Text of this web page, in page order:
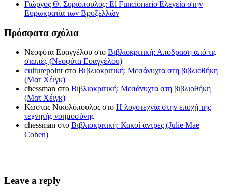
Γιώργος Θ. Συριόπουλος: El Funcionario Ελεγεία στην
Ευρωκρατία των Βρυξελλών
Πρόσφατα σχόλια
Νεοφύτα Ευαγγέλου στο Βιβλιοκριτική: Απόδραση από τις
σιωπές (Νεοφύτα Ευαγγέλου)
culturepointστο Βιβλιοκριτική: Μεσάνυχτα στη βιβλιοθήκη
(Ματ Χέιγκ)
chessman στο Βιβλιοκριτική: Μεσάνυχτα στη βιβλιοθήκη
(Ματ Χέιγκ)
Κώστας Νικολόπουλος στο Η λογοτεχνία στην εποχή της
τεχνητής νοημοσύνης
chessman στο Βιβλιοκριτική: Κακοί άντρες (Julie Mae
Cohen)
Leave a reply